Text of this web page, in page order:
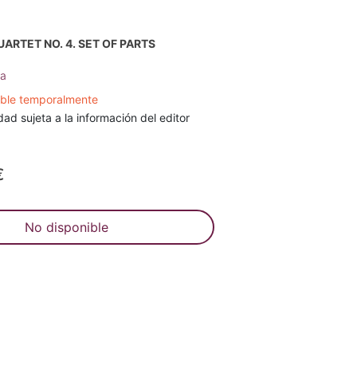
NO. 4. SET OF PARTS
temporalmente
sujeta a la información del editor
No disponible